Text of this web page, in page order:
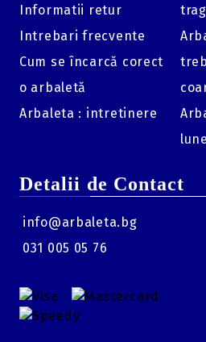
Informatii retur
Intrebari frecvente
Cum se încarcă corect
o arbaletă
Arbaleta : intretinere
Detalii de Contact
info@arbaleta.bg
031 005 05 76